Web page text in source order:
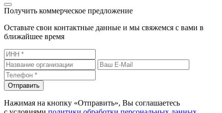
Получить коммерческое предложение
Оставьте свои контактные данные и мы свяжемся с вами в
ближайшее время
Отправить
Нажимая на кнопку «Отправить», Вы соглашаетесь